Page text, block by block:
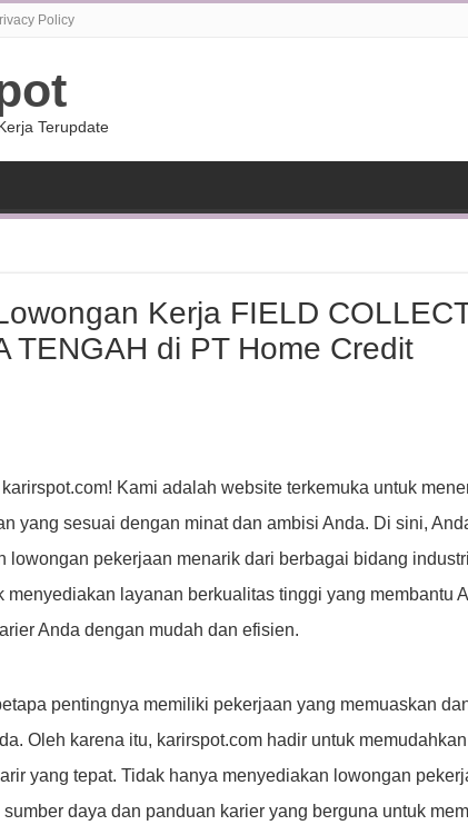
Policy
Terupdate
Kerja FIELD
TENGAH di PT Home Credit
Kami adalah website terkemuka untuk
yang sesuai dengan minat dan ambisi Anda. Di sini,
lowongan pekerjaan menarik dari berbagai bidang
menyediakan layanan berkualitas tinggi yang membantu
Anda dengan mudah dan efisien.
pentingnya memiliki pekerjaan yang memuaskan
Oleh karena itu, karirspot.com hadir untuk
yang tepat. Tidak hanya menyediakan lowongan
daya dan panduan karier yang berguna untuk